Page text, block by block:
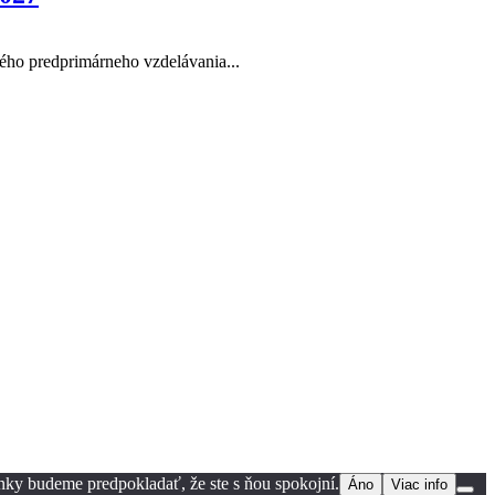
predprimárneho vzdelávania...
budeme predpokladať, že ste s ňou spokojní. Áno Viac info